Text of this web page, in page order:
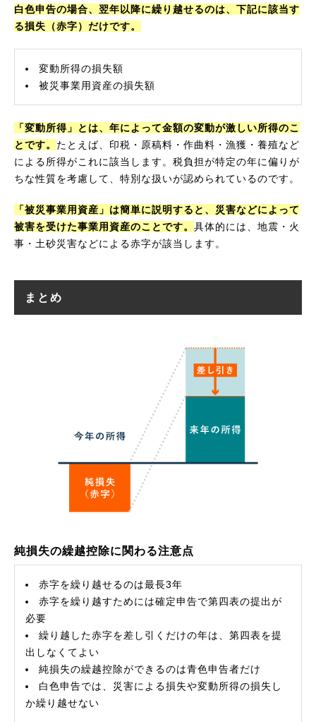
白色申告の場合、翌年以降に繰り越せるのは、下記に該当す
る損失（赤字）だけです。
変動所得の損失額
被災事業用資産の損失額
「変動所得」とは、年によって金額の変動が激しい所得のこ
とです。 たとえば、印税・原稿料・作曲料・漁獲・養殖など
による所得がこれに該当します。税負担が特定の年に偏りが
ちな性質を考慮して、特別な扱いが認められているのです。
「被災事業用資産」は簡単に説明すると、災害などによって
被害を受けた事業用資産のことです。 具体的には、地震・火
事・土砂災害などによる赤字が該当します。
まとめ
純損失の繰越控除に関わる注意点
赤字を繰り越せるのは最長3年
赤字を繰り越すためには確定申告で第四表の提出が
必要
繰り越した赤字を差し引くだけの年は、第四表を提
出しなくてよい
純損失の繰越控除ができるのは青色申告者だけ
白色申告では、災害による損失や変動所得の損失し
か繰り越せない